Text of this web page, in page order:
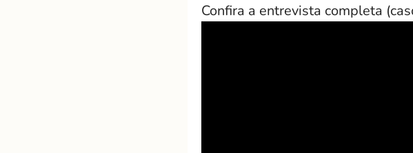
Confira a entrevista completa